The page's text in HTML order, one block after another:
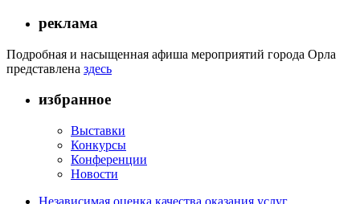
реклама
Подробная и насыщенная афиша мероприятий города Орла
представлена здесь
избранное
Выставки
Конкурсы
Конференции
Новости
Независимая оценка качества оказания услуг